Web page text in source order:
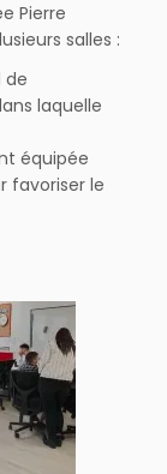
Pierre
salles :
de
laquelle
équipée
favoriser le